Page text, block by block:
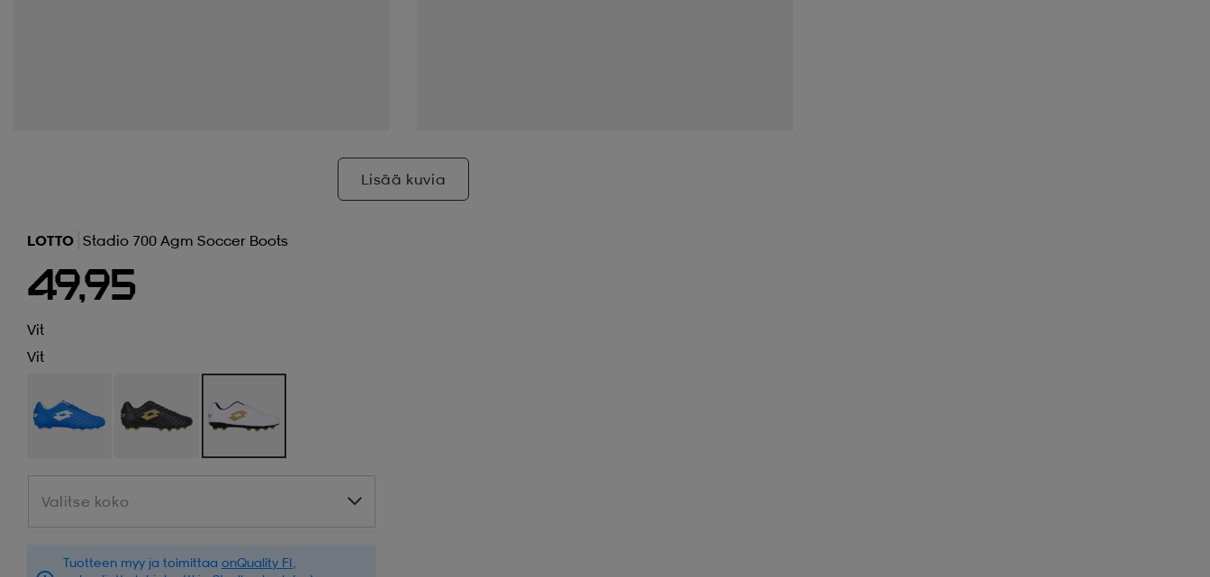
Lisää kuvia
LOTTO Stadio 700 Agm Soccer Boots
49,95
Vit
Vit
Valitse koko
Valitse koko
Tuotteen myy ja toimittaa onQuality FI